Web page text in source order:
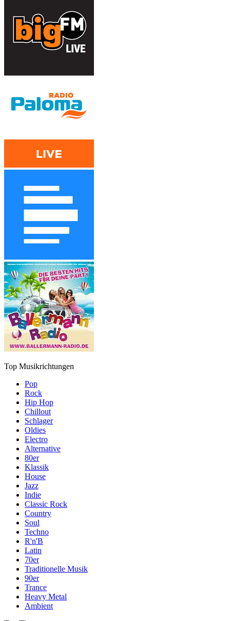
Top Musikrichtungen
Pop
Rock
Hip Hop
Chillout
Schlager
Oldies
Electro
Alternative
80er
Klassik
House
Jazz
Indie
Classic Rock
Country
Soul
Techno
R'n'B
Latin
70er
Traditionelle Musik
90er
Trance
Heavy Metal
Ambient